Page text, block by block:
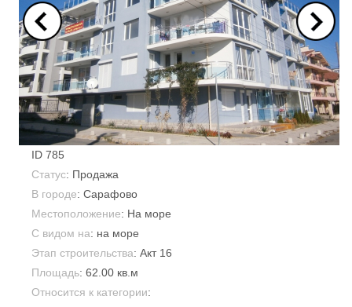
ID 785
Статус: Продажа
В городе: Сарафово
Местоположение: На море
С видом на: на море
Этап строительства: Акт 16
Площадь: 62.00 кв.м
Относится к категории: